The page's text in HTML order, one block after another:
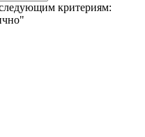
критериям: